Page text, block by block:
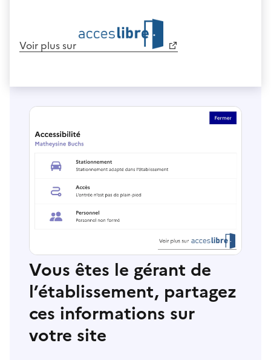
Voir plus sur
Vous êtes le gérant de
l’établissement, partagez
ces informations sur
votre site